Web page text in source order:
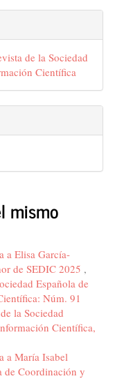
de la Sociedad
Científica
mismo
a Elisa García-
de SEDIC 2025 ,
Española de
Núm. 91
la Sociedad
Científica,
a María Isabel
de Coordinación y